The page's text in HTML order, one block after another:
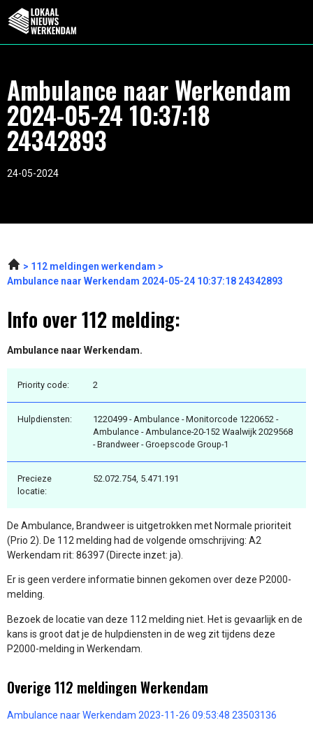
Ambulance naar Werkendam
2024-05-24 10:37:18
24342893
24-05-2024
112 meldingen werkendam
Ambulance naar Werkendam 2024-05-24 10:37:18 24342893
Info over 112 melding:
Ambulance naar Werkendam.
Priority code: 2
Hulpdiensten:
1220499 - Ambulance - Monitorcode 1220652 -
Ambulance - Ambulance-20-152 Waalwijk 2029568
- Brandweer - Groepscode Group-1
Precieze
locatie:
52.072.754, 5.471.191
De Ambulance, Brandweer is uitgetrokken met Normale prioriteit
(Prio 2). De 112 melding had de volgende omschrijving: A2
Werkendam rit: 86397 (Directe inzet: ja).
Er is geen verdere informatie binnen gekomen over deze P2000-
melding.
Bezoek de locatie van deze 112 melding niet. Het is gevaarlijk en de
kans is groot dat je de hulpdiensten in de weg zit tijdens deze
P2000-melding in Werkendam.
Overige 112 meldingen Werkendam
Ambulance naar Werkendam 2023-11-26 09:53:48 23503136